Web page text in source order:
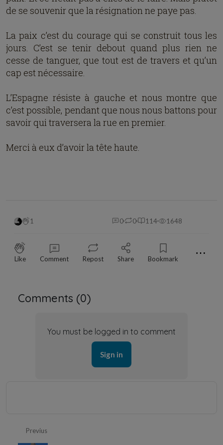
de se souvenir que la résignation ne paye pas.
La paix c’est du courage qui se construit tous les
jours. C’est se tenir debout quand plus rien ne
cesse de tanguer, que tout est de travers et qu’un
cap est nécessaire.
L’Espagne résiste à gauche et nous montre que
c’est possible, pendant que nous nous battons pour
savoir qui traversera la rue en premier.
Merci à eux d’avoir la tête haute.
1 0 0 114 1648
Like Comment Repost Share Bookmark ⋯
Comments (0)
You must be logged in to comment
Sign in
Previus